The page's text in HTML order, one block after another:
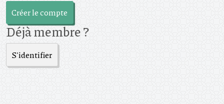
Créer le compte
Déjà membre ?
S'identifier